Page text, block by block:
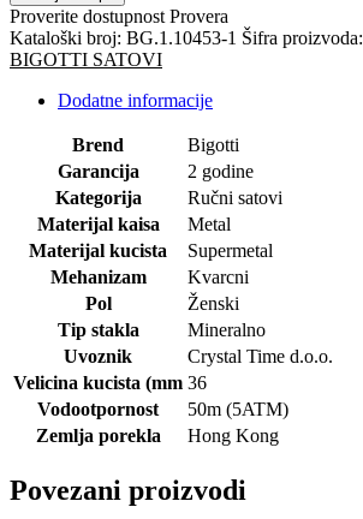
SAT
količina
Proverite dostupnost Provera
Kataloški broj: BG.1.10453-1 Šifra proizvoda:
BIGOTTI SATOVI
Dodatne informacije
Brend
Bigotti
Garancija
2 godine
Kategorija
Ručni satovi
Materijal kaisa
Metal
Materijal kucista
Supermetal
Mehanizam
Kvarcni
Pol
Ženski
Tip stakla
Mineralno
Uvoznik
Crystal Time d.o.o.
Velicina kucista (mm 36
Vodootpornost
50m (5ATM)
Zemlja porekla
Hong Kong
Povezani proizvodi